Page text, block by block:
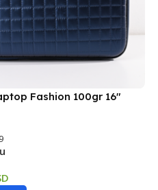
Fashion 100gr 16″